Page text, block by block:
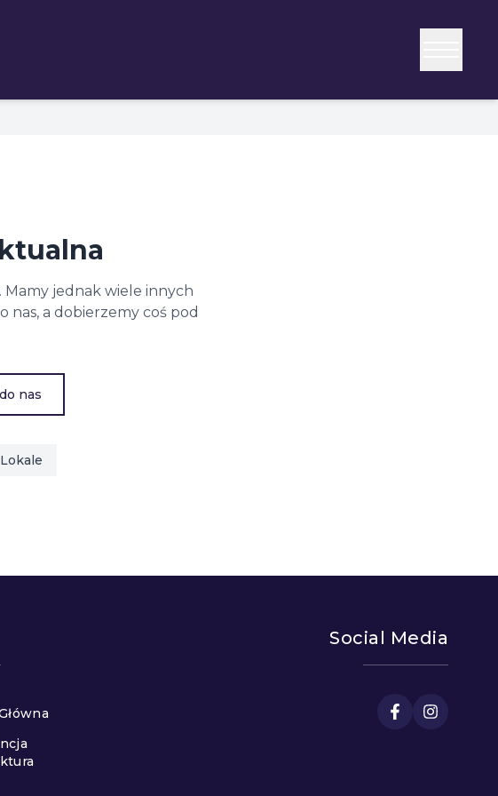
Mamy jednak wiele innych
a dobierzemy coś pod
nas
Lokale
Social Media